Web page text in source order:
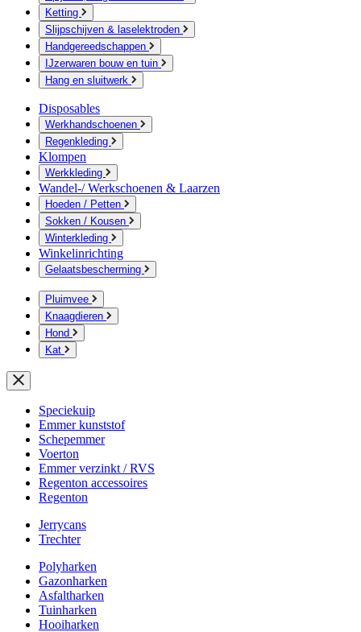
Ketting
Slijpschijven & laselektroden
Handgereedschappen
IJzerwaren bouw en tuin
Hang en sluitwerk
Disposables
Werkhandschoenen
Regenkleding
Klompen
Werkkleding
Wandel-/ Werkschoenen & Laarzen
Hoeden / Petten
Sokken / Kousen
Winterkleding
Winkelinrichting
Gelaatsbescherming
Pluimvee
Knaagdieren
Hond
Kat
Speciekuip
Emmer kunststof
Schepemmer
Voerton
Emmer verzinkt / RVS
Regenton accessoires
Regenton
Jerrycans
Trechter
Polyharken
Gazonharken
Asfaltharken
Tuinharken
Hooiharken